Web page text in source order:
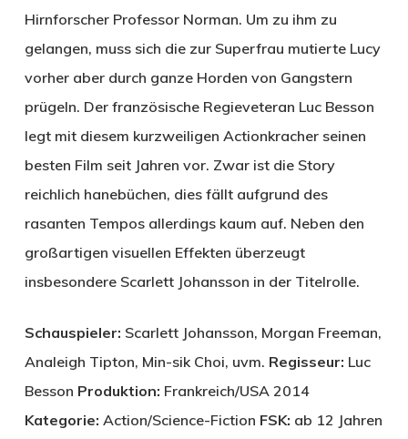
Hirnforscher Professor Norman. Um zu ihm zu
gelangen, muss sich die zur Superfrau mutierte Lucy
vorher aber durch ganze Horden von Gangstern
prügeln. Der französische Regieveteran Luc Besson
legt mit diesem kurzweiligen Actionkracher seinen
besten Film seit Jahren vor. Zwar ist die Story
reichlich hanebüchen, dies fällt aufgrund des
rasanten Tempos allerdings kaum auf. Neben den
großartigen visuellen Effekten überzeugt
insbesondere Scarlett Johansson in der Titelrolle.
Schauspieler: Scarlett Johansson, Morgan Freeman,
Analeigh Tipton, Min-sik Choi, uvm. Regisseur: Luc
Besson Produktion: Frankreich/USA 2014
Kategorie: Action/Science-Fiction FSK: ab 12 Jahren